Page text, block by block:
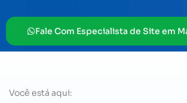
Fale Com Especialista de Site em
Você está aqui: